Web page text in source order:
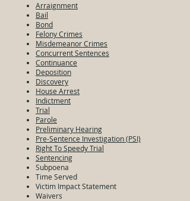
Arraignment
Bail
Bond
Felony Crimes
Misdemeanor Crimes
Concurrent Sentences
Continuance
Deposition
Discovery
House Arrest
Indictment
Trial
Parole
Preliminary Hearing
Pre-Sentence Investigation (PSI)
Right To Speedy Trial
Sentencing
Subpoena
Time Served
Victim Impact Statement
Waivers